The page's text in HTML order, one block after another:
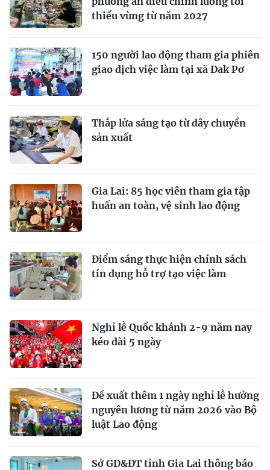
thiểu vùng từ năm 2027
150 người lao động tham gia phiên
giao dịch việc làm tại xã Đak Pơ
Thắp lửa sáng tạo từ dây chuyền
sản xuất
Gia Lai: 85 học viên tham gia tập
huấn an toàn, vệ sinh lao động
Điểm sáng thực hiện chính sách
tín dụng hỗ trợ tạo việc làm
Nghỉ lễ Quốc khánh 2-9 năm nay
kéo dài 5 ngày
Đề xuất thêm 1 ngày nghỉ lễ hưởng
nguyên lương từ năm 2026 vào Bộ
luật Lao động
Sở GD&ĐT tỉnh Gia Lai thông báo